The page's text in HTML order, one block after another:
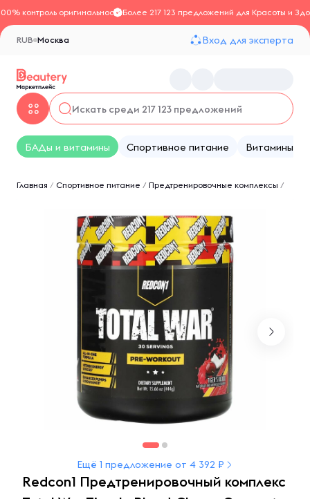
контроль оригинальностиБолее 217 123 предложений для Красоты и
Москва
RUB Вход для эксперта
БАДы и витамины Спортивное питание Витамины
Главная / Спортивное питание / Предтренировочные комплексы /
Ещё 1 предложение от 4 392 ₽
Redcon1 Предтренировочный комплекс